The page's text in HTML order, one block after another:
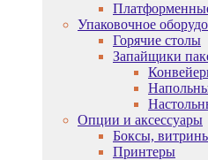
Упаковочное
Горячие столы
Запайщики
Опции и аксессуары
Боксы,
Принтеры